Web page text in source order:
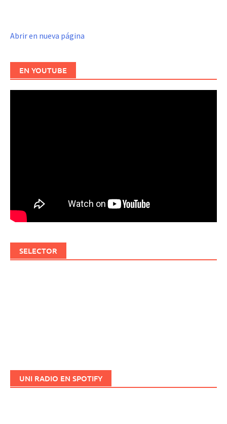
Abrir en nueva página
EN YOUTUBE
SELECTOR
UNI RADIO EN SPOTIFY